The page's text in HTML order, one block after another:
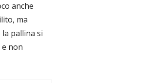
anche
ma
pallina si
non